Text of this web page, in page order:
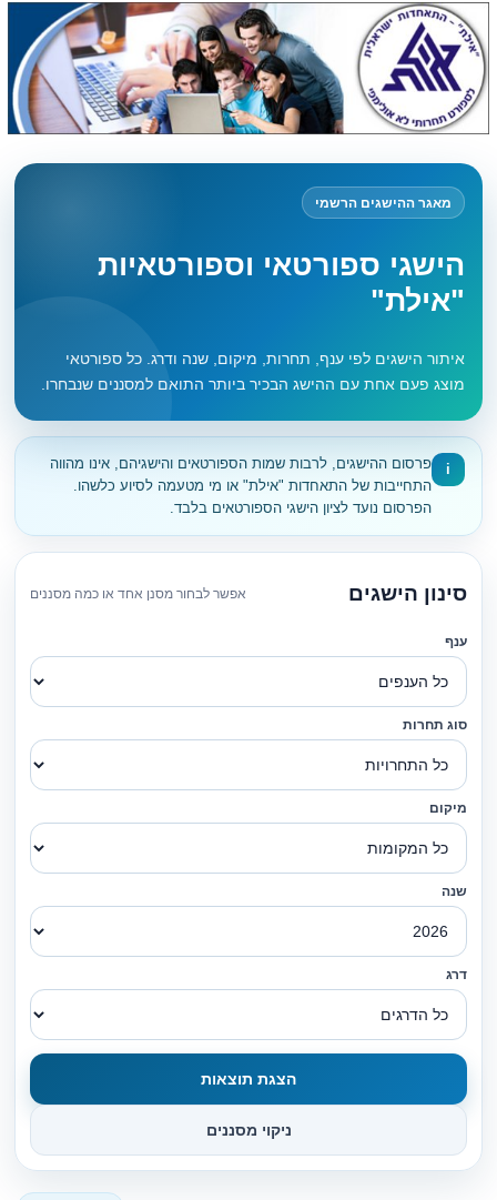
מאגר ההישגים הרשמי
הישגי ספורטאי וספורטאיות
"אילת"
איתור הישגים לפי ענף, תחרות, מיקום, שנה ודרג. כל ספורטאי
מוצג פעם אחת עם ההישג הבכיר ביותר התואם למסננים שנבחרו.
i
פרסום ההישגים, לרבות שמות הספורטאים והישגיהם, אינו מהווה
התחייבות של התאחדות "אילת" או מי מטעמה לסיוע כלשהו.
הפרסום נועד לציון הישגי הספורטאים בלבד.
סינון הישגים אפשר לבחור מסנן אחד או כמה מסננים
ענף
סוג תחרות
מיקום
שנה
דרג
הצגת תוצאות
ניקוי מסננים